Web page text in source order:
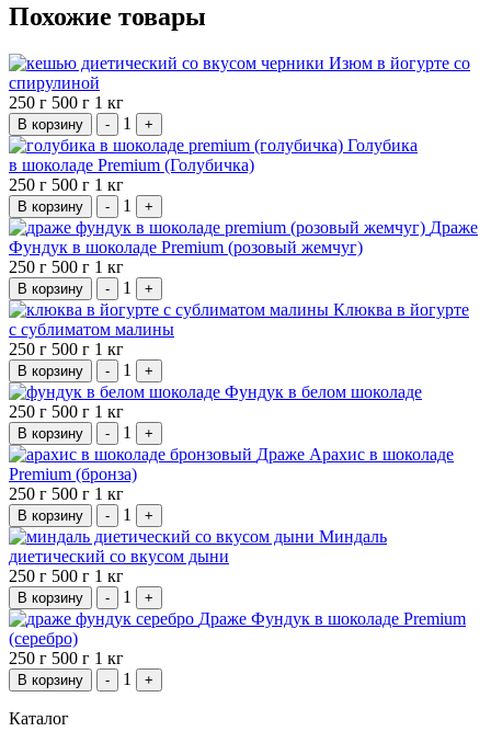
Похожие товары
Изюм в йогурте со
спирулиной
250 г 500 г 1 кг
В корзину - 1 +
Голубика
в шоколаде Premium (Голубичка)
250 г 500 г 1 кг
В корзину - 1 +
Драже
Фундук в шоколаде Premium (розовый жемчуг)
250 г 500 г 1 кг
В корзину - 1 +
Клюква в йогурте
с сублиматом малины
250 г 500 г 1 кг
В корзину - 1 +
Фундук в белом шоколаде
250 г 500 г 1 кг
В корзину - 1 +
Драже Арахис в шоколаде
Premium (бронза)
250 г 500 г 1 кг
В корзину - 1 +
Миндаль
диетический со вкусом дыни
250 г 500 г 1 кг
В корзину - 1 +
Драже Фундук в шоколаде Premium
(серебро)
250 г 500 г 1 кг
В корзину - 1 +
Каталог